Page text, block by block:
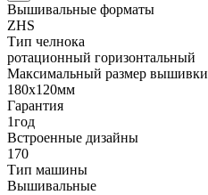
Вышивальные форматы
ZHS
Тип челнока
ротационный горизонтальный
Максимальный размер вышивки
180х120мм
Гарантия
1год
Встроенные дизайны
170
Тип машины
Вышивальные